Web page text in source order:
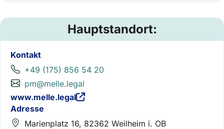
Hauptstandort:
Kontakt
+49 (175) 856 54 20
pm@melle.legal
www.melle.legal
Adresse
Marienplatz 16, 82362 Weilheim i. OB